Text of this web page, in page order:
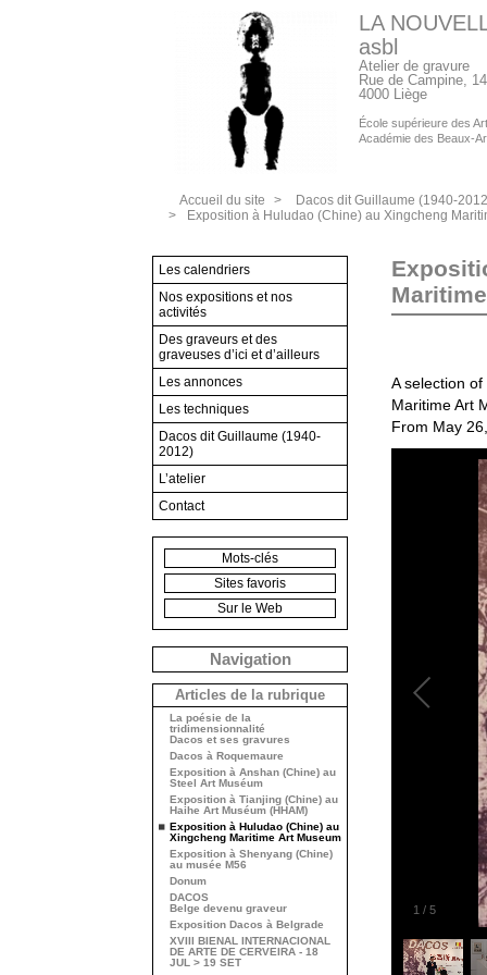
LA
asbl
Atelier de gravure
Rue de Campine, 14
4000 Liège
École supérieure des
Académie des Beaux-
Accueil du site >
Dacos dit Guillaume (1940-
>
Exposition à Huludao (Chine) au Xingcheng
A selection
Maritime Art
From May
1 / 5
Les calendriers
Nos expositions et nos
activités
Des graveurs et des
graveuses d’ici et d’ailleurs
Les annonces
Les techniques
Dacos dit Guillaume (1940-
2012)
L’atelier
Contact
Mots-clés
Sites favoris
Sur le Web
Navigation
Articles de la rubrique
La poésie de la
tridimensionnalité
Dacos et ses gravures
Dacos à Roquemaure
Exposition à Anshan (Chine) au
Steel Art Muséum
Exposition à Tianjing (Chine) au
Haihe Art Muséum (HHAM)
Exposition à Huludao (Chine) au
Xingcheng Maritime Art Museum
Exposition à Shenyang (Chine)
au musée M56
Donum
DACOS
Belge devenu graveur
Exposition Dacos à Belgrade
XVIII BIENAL INTERNACIONAL
DE ARTE DE CERVEIRA - 18
JUL > 19 SET